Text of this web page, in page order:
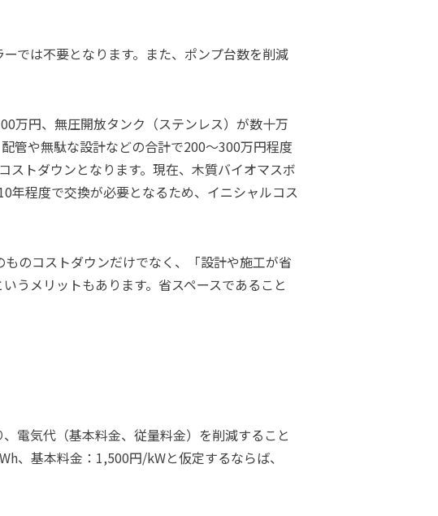
では不要となります。また、ポンプ台数を削減
万円、無圧開放タンク（ステンレス）が数十万
管や無駄な設計などの合計で200～300万円程度
ストダウンとなります。現在、木質バイオマスボ
年程度で交換が必要となるため、イニシャルコス
のコストダウンだけでなく、「設計や施工が省
うメリットもあります。省スペースであること
電気代（基本料金、従量料金）を削減すること
、基本料金：1,500円/kWと仮定するならば、